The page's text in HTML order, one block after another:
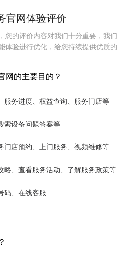
官网体验评价
您的评价内容对我们十分重要，我们
体验进行优化，给您持续提供优质的
网的主要目的？
服务进度、权益查询、服务门店等
索设备问题答案等
门店预约、上门服务、视频维修等
略、查看服务活动、了解服务政策等
码、在线客服